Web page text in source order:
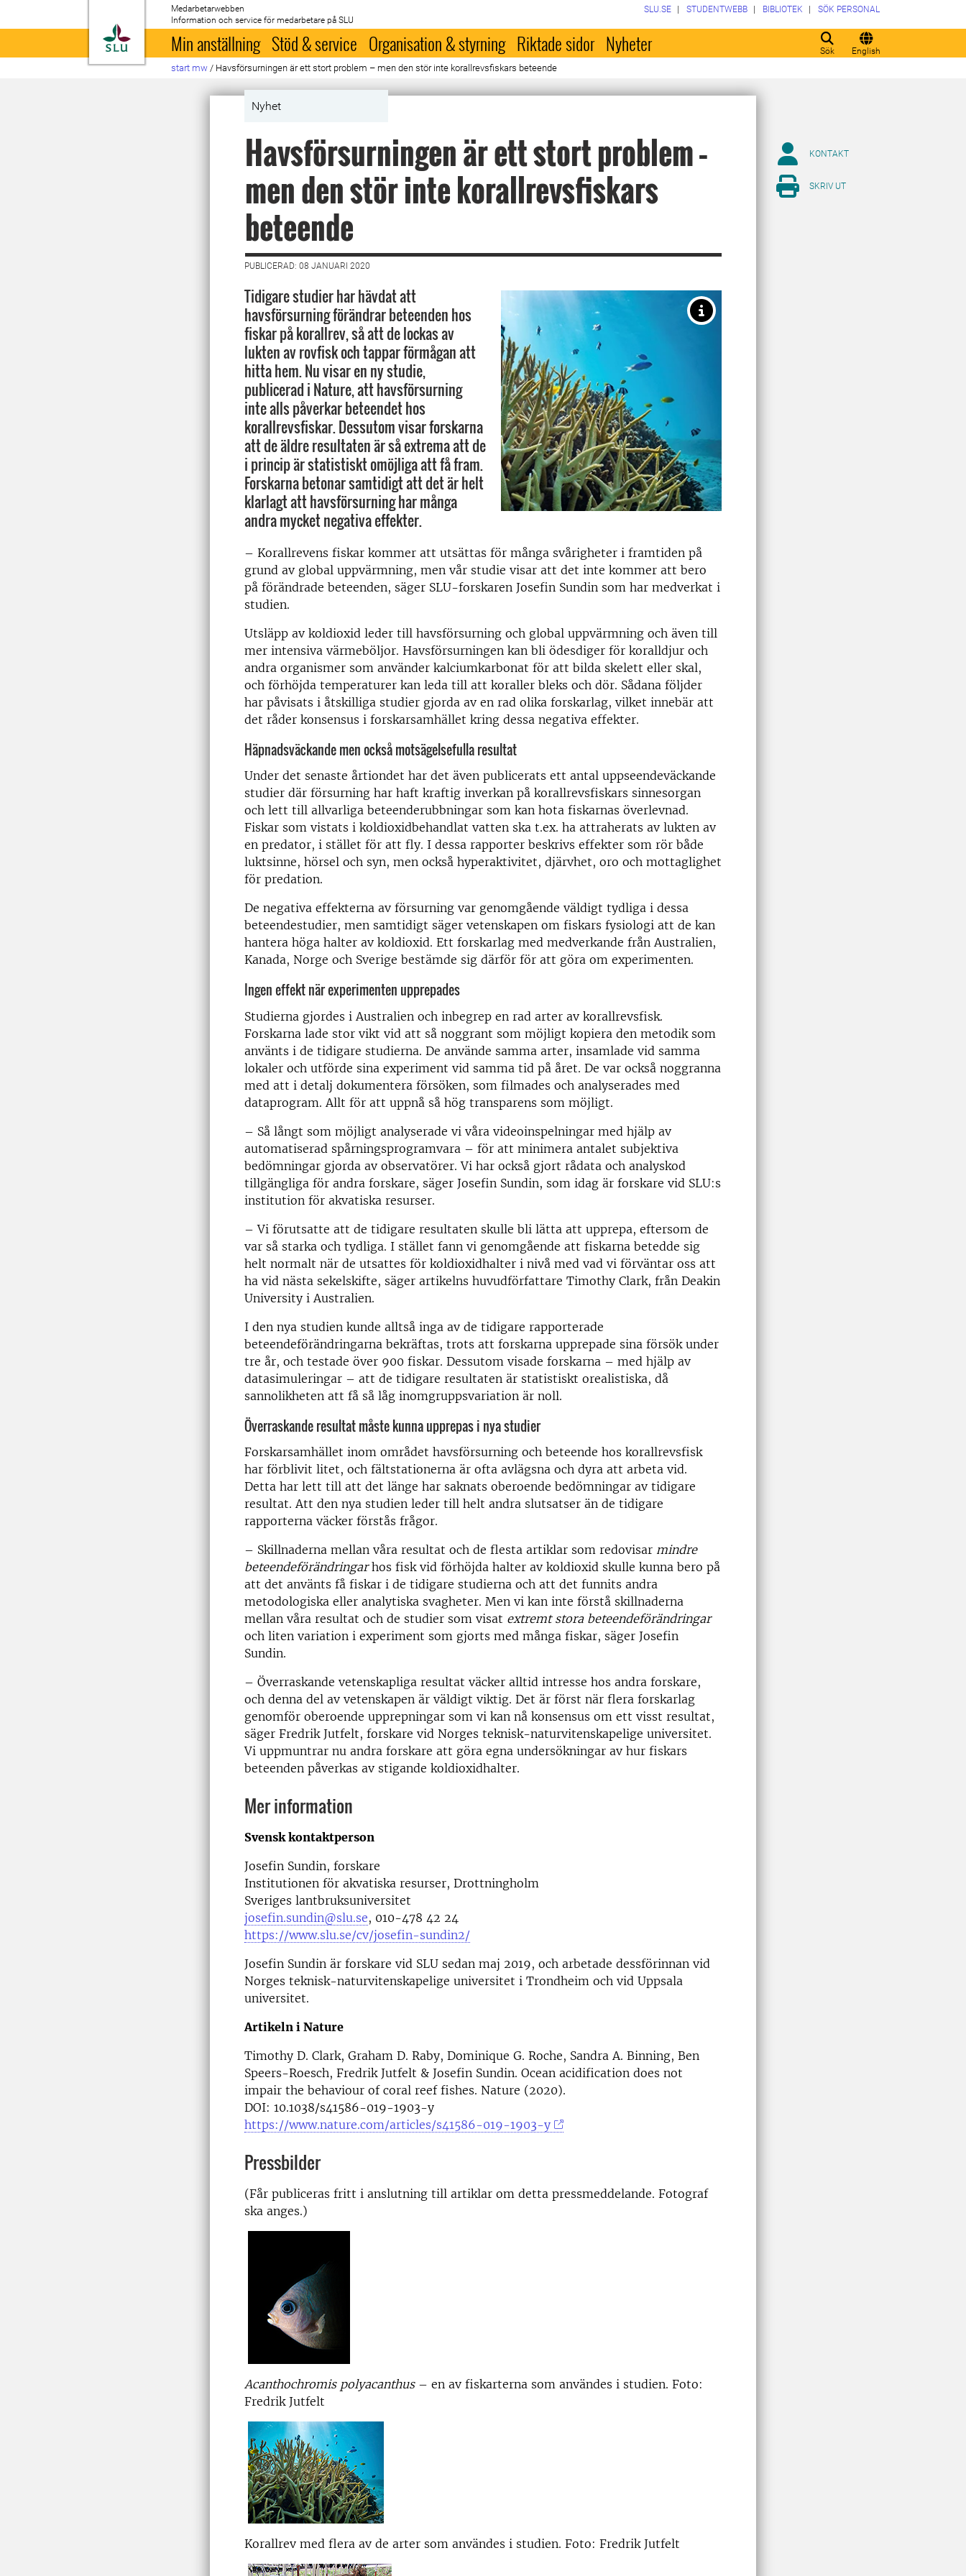
Till startsida
Medarbetarwebben
Information och service för medarbetare på SLU
Sök English
SLU.SE STUDENTWEBB BIBLIOTEK SÖK PERSONAL
Min anställning Stöd & service Organisation & styrning Riktade sidor Nyheter
start mw / Havsförsurningen är ett stort problem – men den stör inte korallrevsfiskars beteende
Nyhet
Havsförsurningen är ett stort problem –
men den stör inte korallrevsfiskars
beteende
PUBLICERAD: 08 JANUARI 2020
Tidigare studier har hävdat att
havsförsurning förändrar beteenden hos
fiskar på korallrev, så att de lockas av
lukten av rovfisk och tappar förmågan att
hitta hem. Nu visar en ny studie,
publicerad i Nature, att havsförsurning
inte alls påverkar beteendet hos
korallrevsfiskar. Dessutom visar forskarna
att de äldre resultaten är så extrema att de
i princip är statistiskt omöjliga att få fram.
Forskarna betonar samtidigt att det är helt
klarlagt att havsförsurning har många
andra mycket negativa effekter.
– Korallrevens fiskar kommer att utsättas för många svårigheter i framtiden på
grund av global uppvärmning, men vår studie visar att det inte kommer att bero
på förändrade beteenden, säger SLU-forskaren Josefin Sundin som har medverkat i
studien.
Utsläpp av koldioxid leder till havsförsurning och global uppvärmning och även till
mer intensiva värmeböljor. Havsförsurningen kan bli ödesdiger för koralldjur och
andra organismer som använder kalciumkarbonat för att bilda skelett eller skal,
och förhöjda temperaturer kan leda till att koraller bleks och dör. Sådana följder
har påvisats i åtskilliga studier gjorda av en rad olika forskarlag, vilket innebär att
det råder konsensus i forskarsamhället kring dessa negativa effekter.
Häpnadsväckande men också motsägelsefulla resultat
Under det senaste årtiondet har det även publicerats ett antal uppseendeväckande
studier där försurning har haft kraftig inverkan på korallrevsfiskars sinnesorgan
och lett till allvarliga beteenderubbningar som kan hota fiskarnas överlevnad.
Fiskar som vistats i koldioxidbehandlat vatten ska t.ex. ha attraherats av lukten av
en predator, i stället för att fly. I dessa rapporter beskrivs effekter som rör både
luktsinne, hörsel och syn, men också hyperaktivitet, djärvhet, oro och mottaglighet
för predation.
De negativa effekterna av försurning var genomgående väldigt tydliga i dessa
beteendestudier, men samtidigt säger vetenskapen om fiskars fysiologi att de kan
hantera höga halter av koldioxid. Ett forskarlag med medverkande från Australien,
Kanada, Norge och Sverige bestämde sig därför för att göra om experimenten.
Ingen effekt när experimenten upprepades
Studierna gjordes i Australien och inbegrep en rad arter av korallrevsfisk.
Forskarna lade stor vikt vid att så noggrant som möjligt kopiera den metodik som
använts i de tidigare studierna. De använde samma arter, insamlade vid samma
lokaler och utförde sina experiment vid samma tid på året. De var också noggranna
med att i detalj dokumentera försöken, som filmades och analyserades med
dataprogram. Allt för att uppnå så hög transparens som möjligt.
– Så långt som möjligt analyserade vi våra videoinspelningar med hjälp av
automatiserad spårningsprogramvara – för att minimera antalet subjektiva
bedömningar gjorda av observatörer. Vi har också gjort rådata och analyskod
tillgängliga för andra forskare, säger Josefin Sundin, som idag är forskare vid SLU:s
institution för akvatiska resurser.
– Vi förutsatte att de tidigare resultaten skulle bli lätta att upprepa, eftersom de
var så starka och tydliga. I stället fann vi genomgående att fiskarna betedde sig
helt normalt när de utsattes för koldioxidhalter i nivå med vad vi förväntar oss att
ha vid nästa sekelskifte, säger artikelns huvudförfattare Timothy Clark, från Deakin
University i Australien.
I den nya studien kunde alltså inga av de tidigare rapporterade
beteendeförändringarna bekräftas, trots att forskarna upprepade sina försök under
tre år, och testade över 900 fiskar. Dessutom visade forskarna – med hjälp av
datasimuleringar – att de tidigare resultaten är statistiskt orealistiska, då
sannolikheten att få så låg inomgruppsvariation är noll.
Överraskande resultat måste kunna upprepas i nya studier
Forskarsamhället inom området havsförsurning och beteende hos korallrevsfisk
har förblivit litet, och fältstationerna är ofta avlägsna och dyra att arbeta vid.
Detta har lett till att det länge har saknats oberoende bedömningar av tidigare
resultat. Att den nya studien leder till helt andra slutsatser än de tidigare
rapporterna väcker förstås frågor.
– Skillnaderna mellan våra resultat och de flesta artiklar som redovisar mindre
beteendeförändringarhos fisk vid förhöjda halter av koldioxid skulle kunna bero på
att det använts få fiskar i de tidigare studierna och att det funnits andra
metodologiska eller analytiska svagheter. Men vi kan inte förstå skillnaderna
mellan våra resultat och de studier som visat extremt stora beteendeförändringar
och liten variation i experiment som gjorts med många fiskar, säger Josefin
Sundin.
– Överraskande vetenskapliga resultat väcker alltid intresse hos andra forskare,
och denna del av vetenskapen är väldigt viktig. Det är först när flera forskarlag
genomför oberoende upprepningar som vi kan nå konsensus om ett visst resultat,
säger Fredrik Jutfelt, forskare vid Norges teknisk-naturvitenskapelige universitet.
Vi uppmuntrar nu andra forskare att göra egna undersökningar av hur fiskars
beteenden påverkas av stigande koldioxidhalter.
Mer information
Svensk kontaktperson
Josefin Sundin, forskare
Institutionen för akvatiska resurser, Drottningholm
Sveriges lantbruksuniversitet
josefin.sundin@slu.se, 010-478 42 24
https://www.slu.se/cv/josefin-sundin2/
Josefin Sundin är forskare vid SLU sedan maj 2019, och arbetade dessförinnan vid
Norges teknisk-naturvitenskapelige universitet i Trondheim och vid Uppsala
universitet.
Artikeln i Nature
Timothy D. Clark, Graham D. Raby, Dominique G. Roche, Sandra A. Binning, Ben
Speers-Roesch, Fredrik Jutfelt & Josefin Sundin. Ocean acidification does not
impair the behaviour of coral reef fishes. Nature (2020).
DOI: 10.1038/s41586-019-1903-y
https://www.nature.com/articles/s41586-019-1903-y
Pressbilder
(Får publiceras fritt i anslutning till artiklar om detta pressmeddelande. Fotograf
ska anges.)
Acanthochromis polyacanthus– en av fiskarterna som användes i studien. Foto:
Fredrik Jutfelt
Korallrev med flera av de arter som användes i studien. Foto: Fredrik Jutfelt
KONTAKT
SKRIV UT